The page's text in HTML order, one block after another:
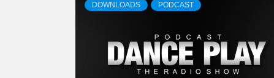
DOWNLOADS PODCAST